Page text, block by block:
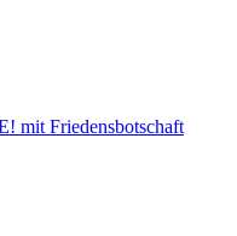
mit Friedensbotschaft